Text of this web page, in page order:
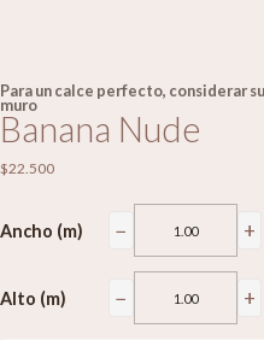
Para un calce perfecto, considerar
muro
Banana Nude
$22.500
Ancho (m) − +
Alto (m) − +